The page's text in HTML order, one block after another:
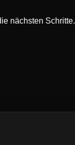
nächsten Schritte.